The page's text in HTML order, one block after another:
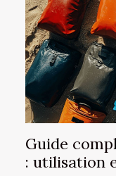
Guide
: utilisation